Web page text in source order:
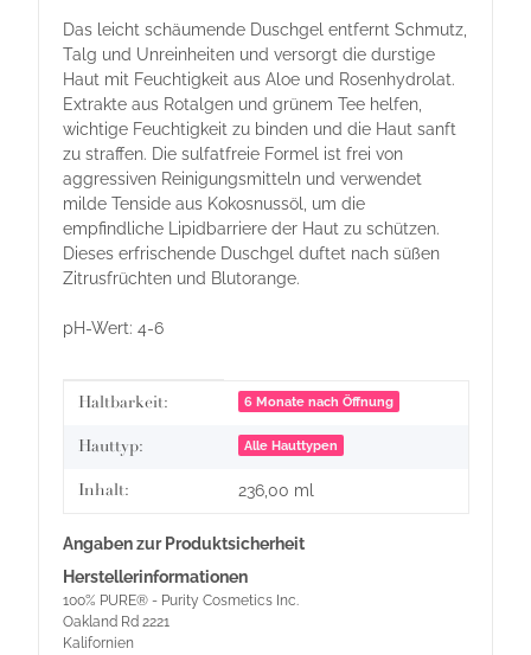
Das leicht schäumende Duschgel entfernt Schmutz,
Talg und Unreinheiten und versorgt die durstige
Haut mit Feuchtigkeit aus Aloe und Rosenhydrolat.
Extrakte aus Rotalgen und grünem Tee helfen,
wichtige Feuchtigkeit zu binden und die Haut sanft
zu straffen. Die sulfatfreie Formel ist frei von
aggressiven Reinigungsmitteln und verwendet
milde Tenside aus Kokosnussöl, um die
empfindliche Lipidbarriere der Haut zu schützen.
Dieses erfrischende Duschgel duftet nach süßen
Zitrusfrüchten und Blutorange.
pH-Wert: 4-6
Produkteigenschaft
Wert
Haltbarkeit: 6 Monate nach Öffnung
Hauttyp: Alle Hauttypen
Inhalt: 236,00 ml
Angaben zur Produktsicherheit
Herstellerinformationen
100% PURE® - Purity Cosmetics Inc.
Oakland Rd 2221
Kalifornien